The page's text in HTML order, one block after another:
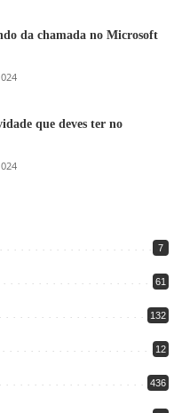
da chamada no Microsoft
que deves ter no
7
61
132
12
436